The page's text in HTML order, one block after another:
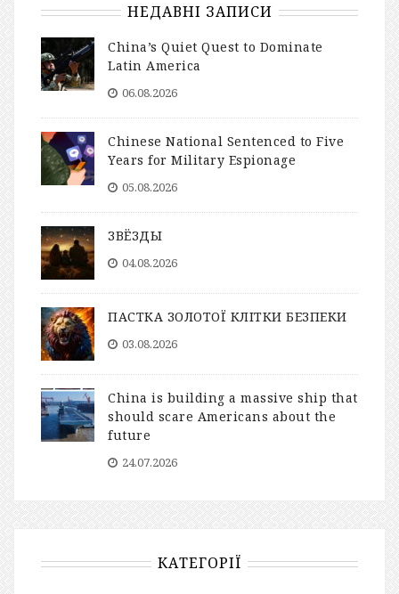
НЕДАВНІ ЗАПИСИ
China’s Quiet Quest to Dominate
Latin America
06.08.2026
Chinese National Sentenced to Five
Years for Military Espionage
05.08.2026
ЗВЁЗДЫ
04.08.2026
ПАСТКА ЗОЛОТОЇ КЛІТКИ БЕЗПЕКИ
03.08.2026
China is building a massive ship that
should scare Americans about the
future
24.07.2026
КАТЕГОРІЇ